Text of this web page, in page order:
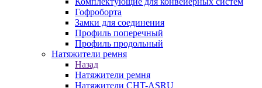
Гофроборта
Замки для соединения
Профиль поперечный
Профиль продольный
Натяжители ремня
Назад
Натяжители ремня
Натяжители CHT-ASRU